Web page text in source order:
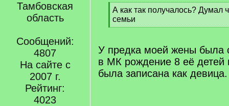
Тамбовская
область
Сообщений:
4807
На сайте с
2007 г.
Рейтинг:
4023
[
q
]
А как так получалось? Думал
семьи
[
q
]
У предка моей жены была
в МК рождение 8 её детей
была записана как девица.